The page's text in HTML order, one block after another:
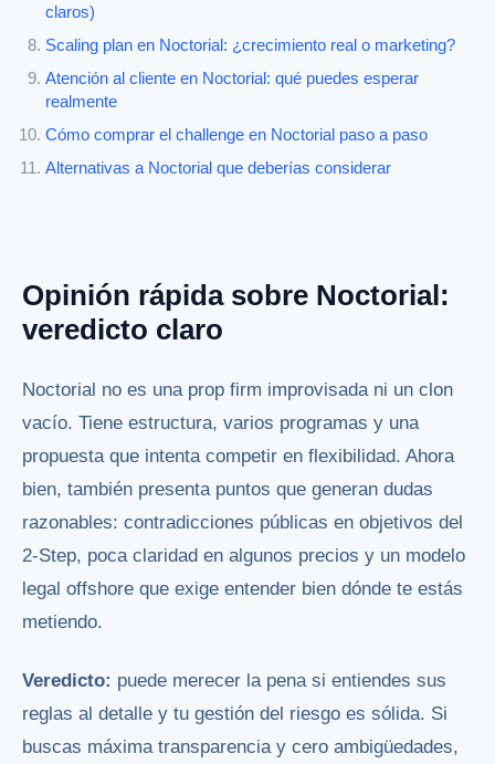
claros)
Scaling plan en Noctorial: ¿crecimiento real o marketing?
Atención al cliente en Noctorial: qué puedes esperar
realmente
Cómo comprar el challenge en Noctorial paso a paso
Alternativas a Noctorial que deberías considerar
Opinión rápida sobre Noctorial:
veredicto claro
Noctorial no es una prop firm improvisada ni un clon
vacío. Tiene estructura, varios programas y una
propuesta que intenta competir en flexibilidad. Ahora
bien, también presenta puntos que generan dudas
razonables: contradicciones públicas en objetivos del
2-Step, poca claridad en algunos precios y un modelo
legal offshore que exige entender bien dónde te estás
metiendo.
Veredicto: puede merecer la pena si entiendes sus
reglas al detalle y tu gestión del riesgo es sólida. Si
buscas máxima transparencia y cero ambigüedades,